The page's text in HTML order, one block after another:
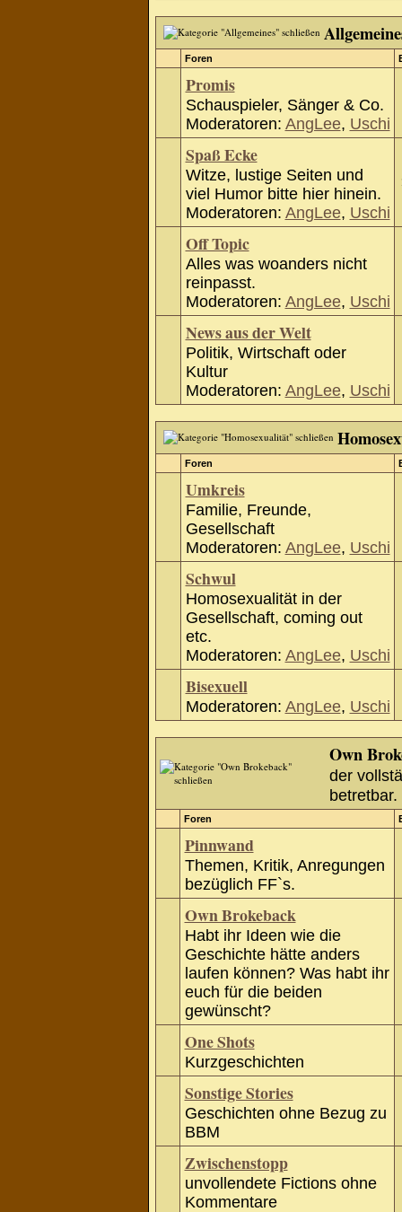
Foren
Promis
Schauspieler, Sänger & Co.
Moderatoren: AngLee, Uschi
Spaß Ecke
Witze, lustige Seiten und
viel Humor bitte hier hinein.
Moderatoren: AngLee, Uschi
Off Topic
Alles was woanders nicht
reinpasst.
Moderatoren: AngLee, Uschi
News aus der Welt
Politik, Wirtschaft oder
Kultur
Moderatoren: AngLee, Uschi
Foren
Umkreis
Familie, Freunde,
Gesellschaft
Moderatoren: AngLee, Uschi
Schwul
Homosexualität in der
Gesellschaft, coming out
etc.
Moderatoren: AngLee, Uschi
Bisexuell
Moderatoren: AngLee, Uschi
Own
der
betretbar.
Foren
Pinnwand
Themen, Kritik, Anregungen
bezüglich FF`s.
Own Brokeback
Habt ihr Ideen wie die
Geschichte hätte anders
laufen können? Was habt ihr
euch für die beiden
gewünscht?
One Shots
Kurzgeschichten
Sonstige Stories
Geschichten ohne Bezug zu
BBM
Zwischenstopp
unvollendete Fictions ohne
Kommentare